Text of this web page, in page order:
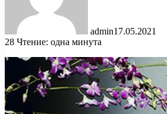
admin17.05.2021
28 Чтение: одна минута